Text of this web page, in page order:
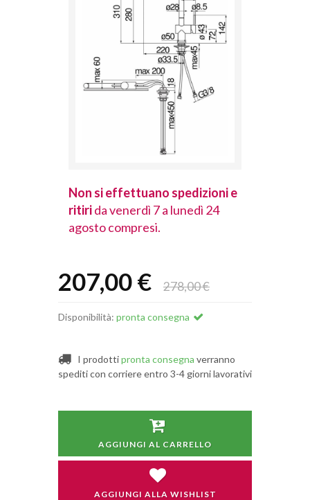
Non si effettuano spedizioni e
ritirida venerdì 7 a lunedì 24
agosto compresi.
207,00 € 278,00 €
Disponibilità: pronta consegna
I prodottipronta consegna verranno
spediti con corriere entro 3-4 giorni lavorativi
AGGIUNGI AL CARRELLO
AGGIUNGI ALLA WISHLIST